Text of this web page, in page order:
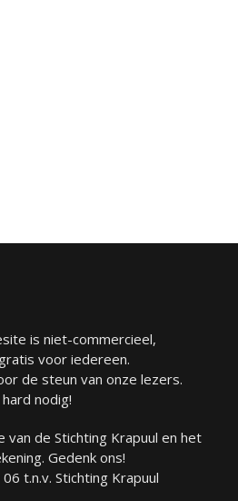
is niet-commercieel,
voor iedereen.
de steun van onze lezers.
nodig!
van de Stichting Krapuul en het
Gedenk ons!
t.n.v. Stichting Krapuul